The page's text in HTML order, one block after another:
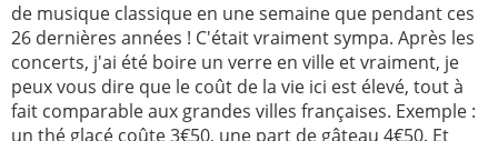
de musique classique en une semaine que pendant ces
26 dernières années ! C'était vraiment sympa. Après les
concerts, j'ai été boire un verre en ville et vraiment, je
peux vous dire que le coût de la vie ici est élevé, tout à
fait comparable aux grandes villes françaises. Exemple :
un thé glacé coûte 3€50, une part de gâteau 4€50. Et